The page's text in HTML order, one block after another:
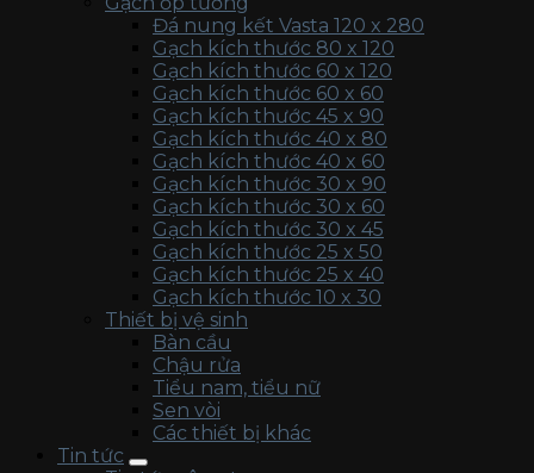
Đá nung kết Vasta 120 x 280
Gạch kích thước 80 x 120
Gạch kích thước 60 x 120
Gạch kích thước 60 x 60
Gạch kích thước 45 x 90
Gạch kích thước 40 x 80
Gạch kích thước 40 x 60
Gạch kích thước 30 x 90
Gạch kích thước 30 x 60
Gạch kích thước 30 x 45
Gạch kích thước 25 x 50
Gạch kích thước 25 x 40
Gạch kích thước 10 x 30
Thiết bị vệ sinh
Bàn cầu
Chậu rửa
Tiểu nam, tiểu nữ
Sen vòi
Các thiết bị khác
Tin tức